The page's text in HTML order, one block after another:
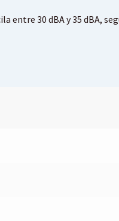
entre 30 dBA y 35 dBA,